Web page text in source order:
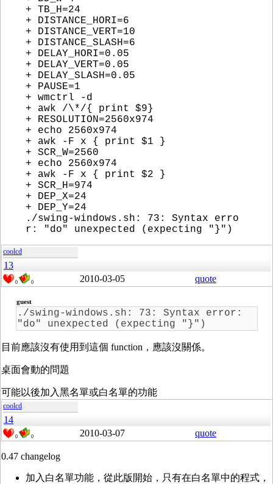
+ TB_H=24
+ DISTANCE_HORI=6
+ DISTANCE_VERT=10
+ DISTANCE_SLASH=6
+ DELAY_HORI=0.05
+ DELAY_VERT=0.05
+ DELAY_SLASH=0.05
+ PAUSE=1
+ wmctrl -d
+ awk /\*/{ print $9}
+ RESOLUTION=2560x974
+ echo 2560x974
+ awk -F x { print $1 }
+ SCR_W=2560
+ echo 2560x974
+ awk -F x { print $2 }
+ SCR_H=974
+ DEP_X=24
+ DEP_Y=24
./swing-windows.sh: 73: Syntax erro
r: "do" unexpected (expecting "}")
coolcd
13
0 0 2010-03-05 quote
guest
./swing-windows.sh: 73: Syntax error:
"do" unexpected (expecting "}")
目前應該沒有使用到這個 function，應該沒關係。
桌面會動的問題
可能以後加入黑名單或白名單的功能
coolcd
14
0 0 2010-03-07 quote
0.47 changelog
加入白名單功能，從此版開始，只有在白名單中的程式，